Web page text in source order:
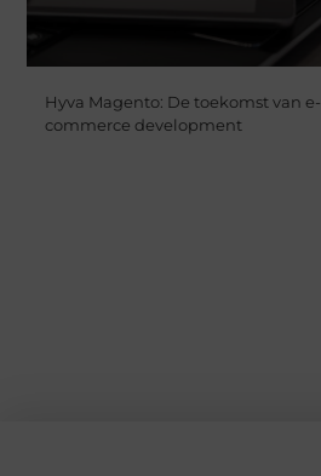
Hyva Magento: De toekomst van e-
commerce development